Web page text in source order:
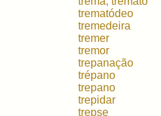
trematódeo
tremedeira
tremer
tremor
trepanação
trépano
trepano
trepidar
trepse